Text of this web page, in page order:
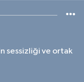
sessizliği ve ortak